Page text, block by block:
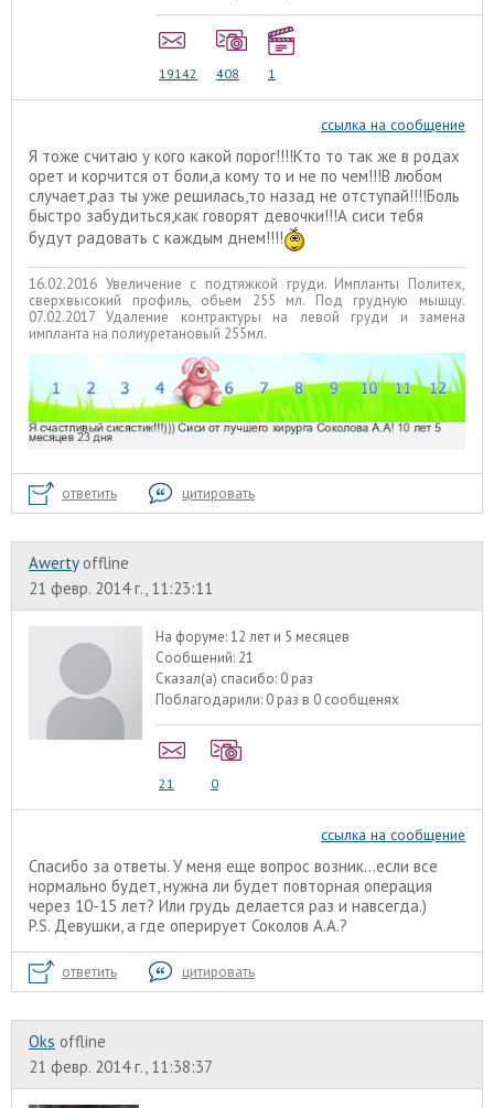
19142 408 1
ссылка на сообщение
Я тоже считаю у кого какой порог!!!!Кто то так же в родах
орет и корчится от боли,а кому то и не по чем!!!В любом
случает,раз ты уже решилась,то назад не отступай!!!!Боль
быстро забудиться,как говорят девочки!!!А сиси тебя
будут радовать с каждым днем!!!!
16.02.2016 Увеличение с подтяжкой груди. Импланты Политех,
сверхвысокий профиль, обьем 255 мл. Под грудную мышцу.
07.02.2017 Удаление контрактуры на левой груди и замена
импланта на полиуретановый 255мл.
ответить цитировать
Awerty offline
21 февр. 2014 г., 11:23:11
На форуме:12 лет и 5 месяцев
Сообщений: 21
Сказал(а) спасибо: 0 раз
Поблагодарили: 0 раз в 0 сообщенях
21 0
ссылка на сообщение
Спасибо за ответы. У меня еще вопрос возник...если все
нормально будет, нужна ли будет повторная операция
через 10-15 лет? Или грудь делается раз и навсегда.)
P.S. Девушки, а где оперирует Соколов А.А.?
ответить цитировать
Oks offline
21 февр. 2014 г., 11:38:37